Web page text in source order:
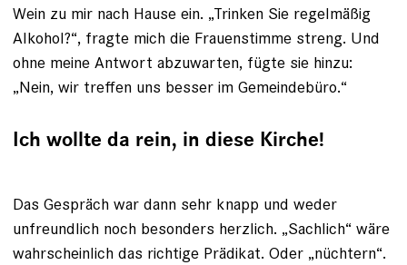
Wein zu mir nach Hause ein. „Trinken Sie regelmäßig
Alkohol?“, fragte mich die Frauenstimme streng. Und
ohne meine Antwort abzuwarten, fügte sie hinzu:
„Nein, wir treffen uns besser im Gemeindebüro.“
Ich wollte da rein, in diese Kirche!
Das Gespräch war dann sehr knapp und weder
unfreundlich noch besonders herzlich. „Sachlich“ wäre
wahrscheinlich das richtige Prädikat. Oder „nüchtern“.